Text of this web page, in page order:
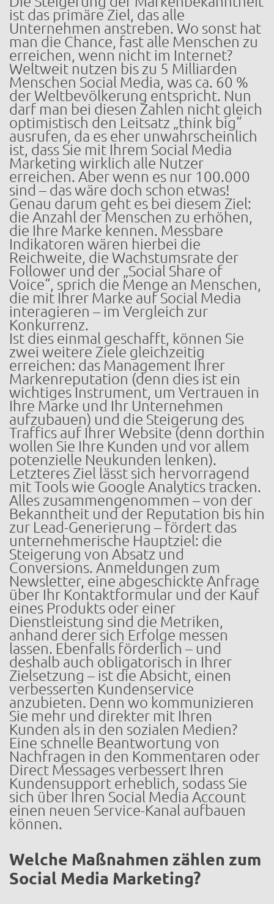
ist das primäre Ziel, das alle
Unternehmen anstreben. Wo sonst hat
man die Chance, fast alle Menschen zu
erreichen, wenn nicht im Internet?
Weltweit nutzen bis zu 5 Milliarden
Menschen Social Media, was ca. 60 %
der Weltbevölkerung entspricht. Nun
darf man bei diesen Zahlen nicht gleich
optimistisch den Leitsatz „think big“
ausrufen, da es eher unwahrscheinlich
ist, dass Sie mit Ihrem Social Media
Marketing wirklich alle Nutzer
erreichen. Aber wenn es nur 100.000
sind – das wäre doch schon etwas!
Genau darum geht es bei diesem Ziel:
die Anzahl der Menschen zu erhöhen,
die Ihre Marke kennen. Messbare
Indikatoren wären hierbei die
Reichweite, die Wachstumsrate der
Follower und der „Social Share of
Voice“, sprich die Menge an Menschen,
die mit Ihrer Marke auf Social Media
interagieren – im Vergleich zur
Konkurrenz.
Ist dies einmal geschafft, können Sie
zwei weitere Ziele gleichzeitig
erreichen: das Management Ihrer
Markenreputation (denn dies ist ein
wichtiges Instrument, um Vertrauen in
Ihre Marke und Ihr Unternehmen
aufzubauen) und die Steigerung des
Traffics auf Ihrer Website (denn dorthin
wollen Sie Ihre Kunden und vor allem
potenzielle Neukunden lenken).
Letzteres Ziel lässt sich hervorragend
mit Tools wie Google Analytics tracken.
Alles zusammengenommen – von der
Bekanntheit und der Reputation bis hin
zur Lead-Generierung – fördert das
unternehmerische Hauptziel: die
Steigerung von Absatz und
Conversions. Anmeldungen zum
Newsletter, eine abgeschickte Anfrage
über Ihr Kontaktformular und der Kauf
eines Produkts oder einer
Dienstleistung sind die Metriken,
anhand derer sich Erfolge messen
lassen. Ebenfalls förderlich – und
deshalb auch obligatorisch in Ihrer
Zielsetzung – ist die Absicht, einen
verbesserten Kundenservice
anzubieten. Denn wo kommunizieren
Sie mehr und direkter mit Ihren
Kunden als in den sozialen Medien?
Eine schnelle Beantwortung von
Nachfragen in den Kommentaren oder
Direct Messages verbessert Ihren
Kundensupport erheblich, sodass Sie
sich über Ihren Social Media Account
einen neuen Service-Kanal aufbauen
können.
Welche Maßnahmen zählen zum
Social Media Marketing?